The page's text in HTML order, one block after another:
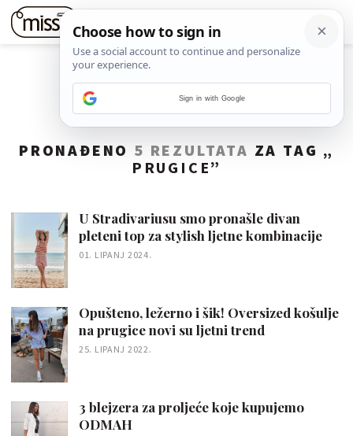
PRONAĐENO 5 REZULTATA ZA TAG „
PRUGICE”
U Stradivariusu smo pronašle divan
pleteni top za stylish ljetne kombinacije
01. LIPANJ 2024.
Opušteno, ležerno i šik! Oversized košulje
na prugice novi su ljetni trend
25. LIPANJ 2022.
3 blejzera za proljeće koje kupujemo
ODMAH
Sign in with Google